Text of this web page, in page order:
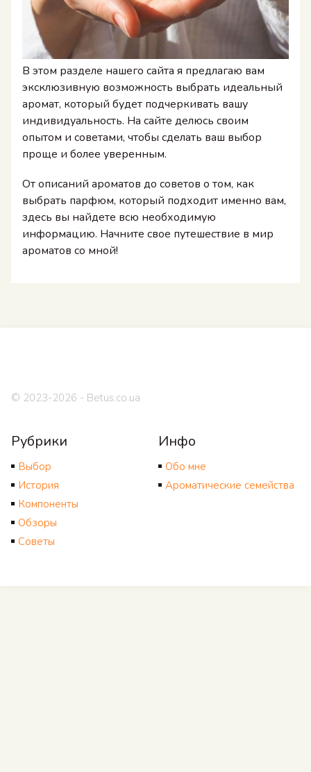
В этом разделе нашего сайта я предлагаю вам
эксклюзивную возможность выбрать идеальный
аромат, который будет подчеркивать вашу
индивидуальность. На сайте делюсь своим
опытом и советами, чтобы сделать ваш выбор
проще и более уверенным.
От описаний ароматов до советов о том, как
выбрать парфюм, который подходит именно вам,
здесь вы найдете всю необходимую
информацию. Начните свое путешествие в мир
ароматов со мной!
© 2023-2026 - Betus.co.ua
Рубрики
Выбор
История
Компоненты
Обзоры
Советы
Инфо
Обо мне
Ароматические семейства